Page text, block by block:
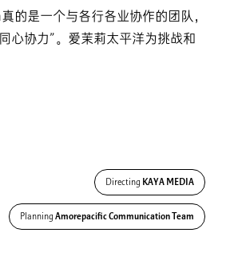
真的是一个与各行各业协作的团队，
心协力”。爱茉莉太平洋为挑战和
Directing KAYA MEDIA
Planning Amorepacific Communication Team